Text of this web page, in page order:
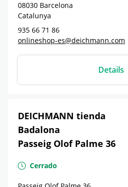
08030 Barcelona
Catalunya
935 66 71 86
onlineshop-es@deichmann.com
Details
DEICHMANN tienda
Badalona
Passeig Olof Palme 36
Cerrado